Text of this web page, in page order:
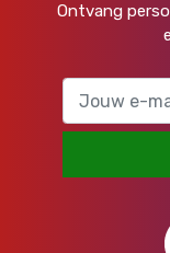
Ontvang